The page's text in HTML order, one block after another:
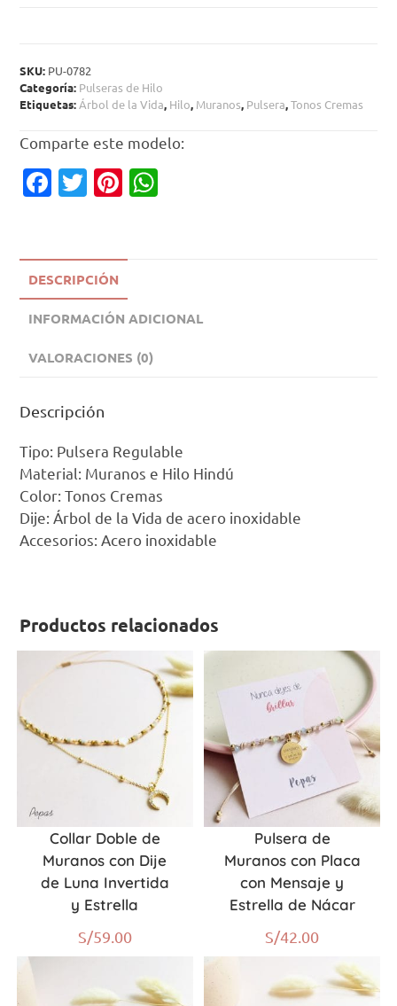
SKU: PU-0782
Categoría: Pulseras de Hilo
Etiquetas:Árbol de la Vida, Hilo, Muranos, Pulsera,Tonos Cremas
Comparte este modelo:
Fa
b
o
o
k
T
te
r
Pi
es
t
p
DESCRIPCIÓN
INFORMACIÓN ADICIONAL
VALORACIONES (0)
Descripción
Tipo: Pulsera Regulable
Material: Muranos e Hilo Hindú
Color: Tonos Cremas
Dije: Árbol de la Vida de acero inoxidable
Accesorios: Acero inoxidable
Productos relacionados
Collar Doble de
Muranos con Dije
de Luna Invertida
y Estrella
S/59.00
Pulsera de
Muranos con Placa
con Mensaje y
Estrella de Nácar
S/42.00